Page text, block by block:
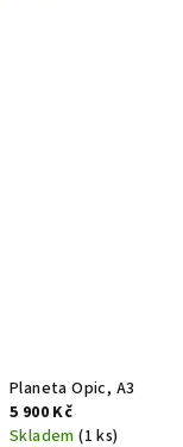
Planeta Opic, A3
5 900 Kč
Skladem(1 ks)